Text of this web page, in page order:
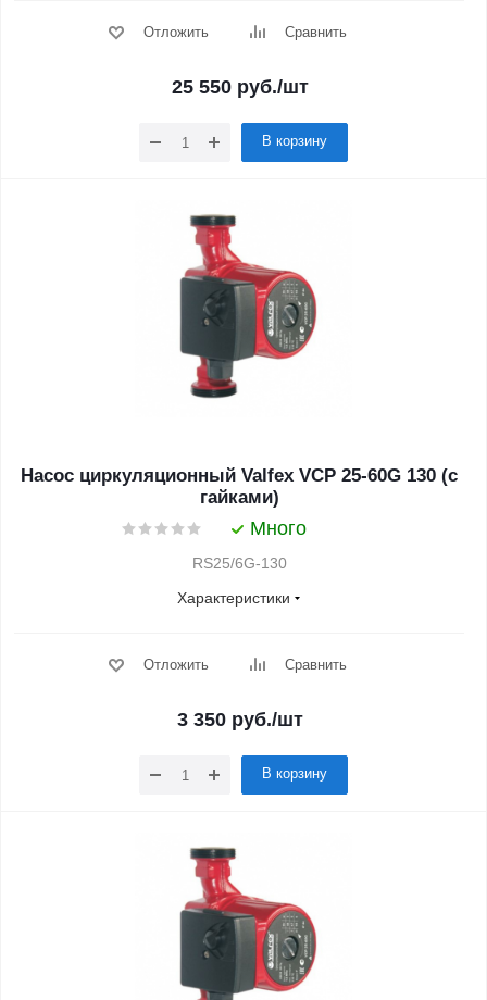
Отложить Сравнить
25 550руб./шт
В корзину
Насос циркуляционный Valfex VCP 25-60G 130 (с
гайками)
Много
RS25/6G-130
Характеристики
Отложить Сравнить
3 350руб./шт
В корзину